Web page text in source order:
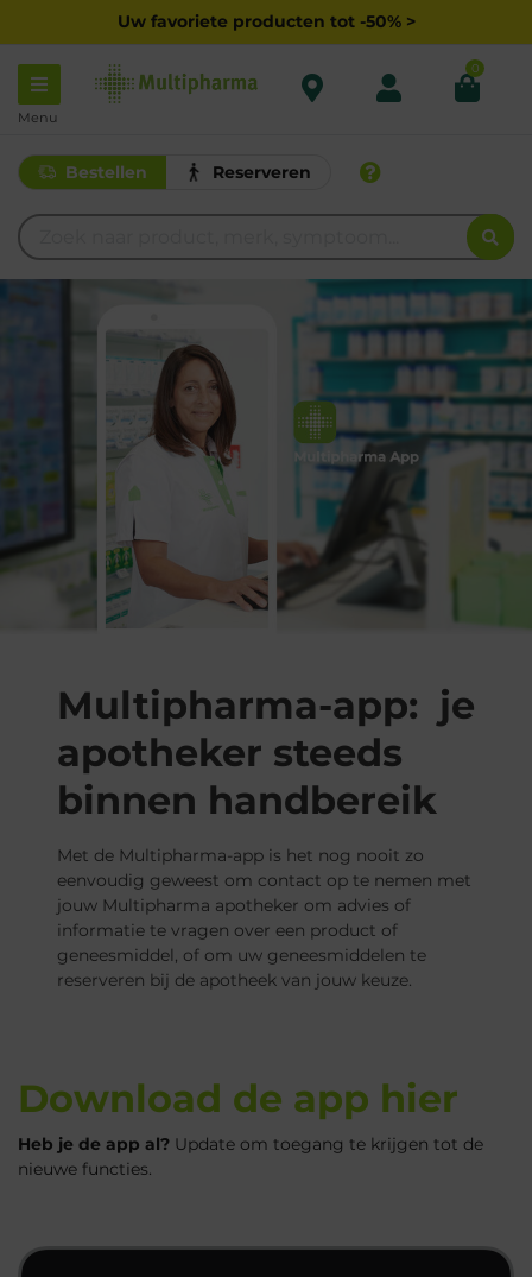
Uw favoriete producten tot -50% >
Menu
0
Bestellen Reserveren
Multipharma-app: je
apotheker steeds
binnen handbereik
Met de Multipharma-app is het nog nooit zo
eenvoudig geweest om contact op te nemen met
jouw Multipharma apotheker om advies of
informatie te vragen over een product of
geneesmiddel, of om uw geneesmiddelen te
reserveren bij de apotheek van jouw keuze.
Download de app hier
Heb je de app al? Update om toegang te krijgen tot de
nieuwe functies.